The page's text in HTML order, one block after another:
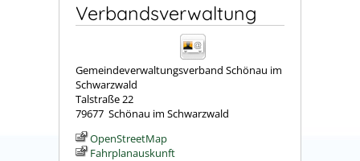
Verbandsverwaltung
Gemeindeverwaltungsverband Schönau im
Schwarzwald
Talstraße 22
79677 Schönau im Schwarzwald
OpenStreetMap
Fahrplanauskunft